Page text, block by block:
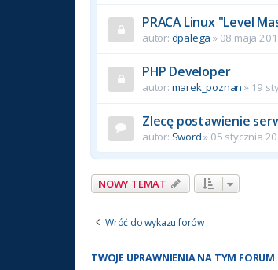
PRACA Linux "Level
autor: dpalega » 08 maja
PHP Developer
autor: marek_poznan » 19
Zlecę postawienie
autor: Sword» 05 stycznia
NOWY TEMAT
Wróć do wykazu forów
TWOJE UPRAWNIENIA NA TYM FORUM